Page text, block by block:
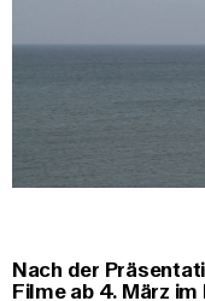
Nach der
Filme ab 4. März